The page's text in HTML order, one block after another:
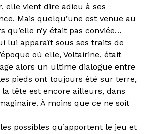
elle vient dire adieu à ses
Mais quelqu’une est venue au
qu’elle n’y était pas conviée…
lui apparaît sous ses traits de
où elle, Voltairine, était
alors un ultime dialogue entre
pieds ont toujours été sur terre,
tête est encore ailleurs, dans
À moins que ce ne soit
possibles qu’apportent le jeu et